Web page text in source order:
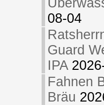
08-04
Guard
IPA
Fahnen
Bräu